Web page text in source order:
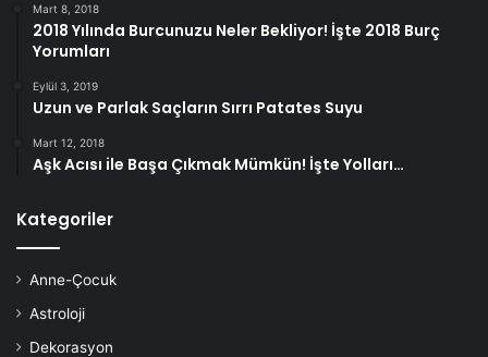
Mart 8, 2018
2018 Yılında Burcunuzu Neler Bekliyor! İşte 2018 Burç
Yorumları
Eylül 3, 2019
Uzun ve Parlak Saçların Sırrı Patates Suyu
Mart 12, 2018
Aşk Acısı ile Başa Çıkmak Mümkün! İşte Yolları…
Kategoriler
Anne-Çocuk
Astroloji
Dekorasyon